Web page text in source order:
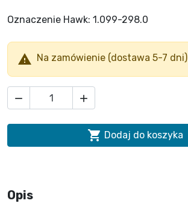
Oznaczenie Hawk: 1.099-298.0
 Na zamówienie (dostawa 5-7 dni)
 
 Dodaj do koszyka
Opis